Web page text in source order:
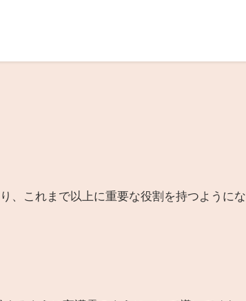
、これまで以上に重要な役割を持つようにな